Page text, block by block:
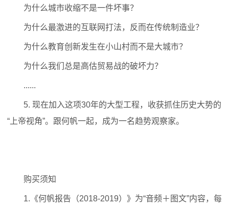
为什么城市收缩不是一件坏事？
为什么最激进的互联网打法，反而在传统制造业？
为什么教育创新发生在小山村而不是大城市？
为什么我们总是高估贸易战的破坏力？
......
5. 现在加入这项30年的大型工程，收获抓住历史大势的
“上帝视角”。跟何帆一起，成为一名趋势观察家。
购买须知
1.《何帆报告（2018-2019）》为“音频＋图文”内容，每